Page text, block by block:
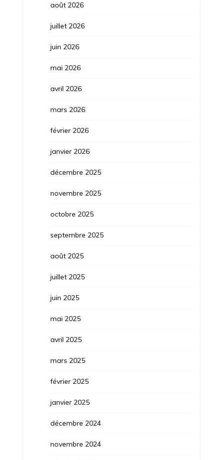
août 2026
juillet 2026
juin 2026
mai 2026
avril 2026
mars 2026
février 2026
janvier 2026
décembre 2025
novembre 2025
octobre 2025
septembre 2025
août 2025
juillet 2025
juin 2025
mai 2025
avril 2025
mars 2025
février 2025
janvier 2025
décembre 2024
novembre 2024